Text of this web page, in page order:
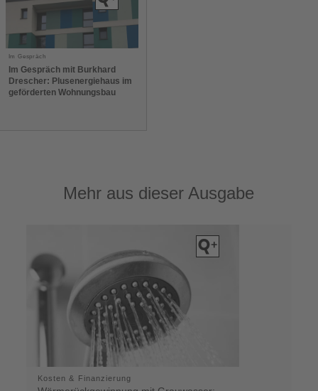
Im Gespräch
Im Gespräch mit Burkhard
Drescher: Plusenergiehaus im
geförderten Wohnungsbau
Mehr aus dieser Ausgabe
Kosten & Finanzierung